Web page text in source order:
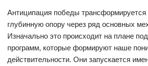
Антиципация победы
глубинную опору через ряд основных
Изначально это происходит на плане
программ, которые формируют наше
действительности. Они запускается